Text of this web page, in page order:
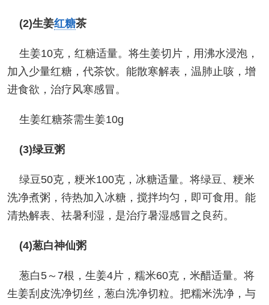
(2)生姜红糖茶
生姜10克，红糖适量。将生姜切片，用沸水浸泡，
加入少量红糖，代茶饮。能散寒解表，温肺止咳，增
进食欲，治疗风寒感冒。
生姜红糖茶需生姜10g
(3)绿豆粥
绿豆50克，粳米100克，冰糖适量。将绿豆、粳米
洗净煮粥，待热加入冰糖，搅拌均匀，即可食用。能
清热解表、祛暑利湿，是治疗暑湿感冒之良药。
(4)葱白神仙粥
葱白5～7根，生姜4片，糯米60克，米醋适量。将
生姜刮皮洗净切丝，葱白洗净切粒。把糯米洗净，与